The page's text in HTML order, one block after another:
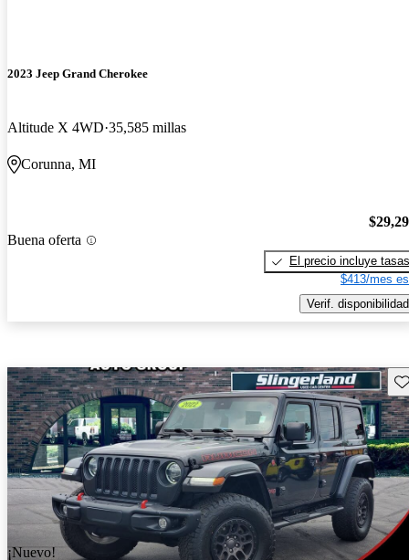
2023 Jeep Grand Cherokee
Altitude X 4WD 35,585 millas
Corunna, MI
Buena oferta
El precio incluye tasas
$413/mes
Verif. disponibilidad
¡Nuevo!